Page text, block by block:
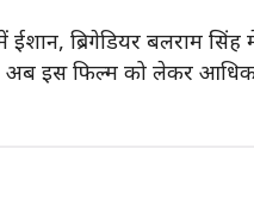
ईशान, ब्रिगेडियर बलराम
अब इस फिल्म को लेकर